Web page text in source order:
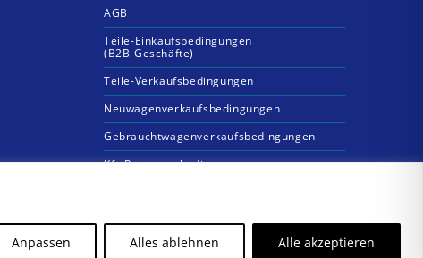
Anpassen Alles ablehnen Alle akzeptieren
AGB
Teile-Einkaufsbedingungen
(B2B-Geschäfte)
Teile-Verkaufsbedingungen
Neuwagenverkaufsbedingungen
Gebrauchtwagenverkaufsbedingungen
Kfz-Reparaturbedingungen